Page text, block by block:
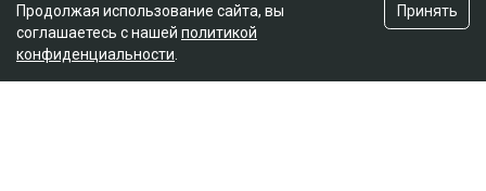
Продолжая использование сайта, вы
соглашаетесь с нашей политикой
конфиденциальности
Принять